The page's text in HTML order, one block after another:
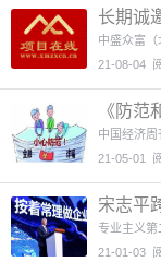
长期诚
友参与
中盛众富
21-08-04
《防范
起施行
中国经济
21-05-01
宋志平
专业主义第
21-01-03